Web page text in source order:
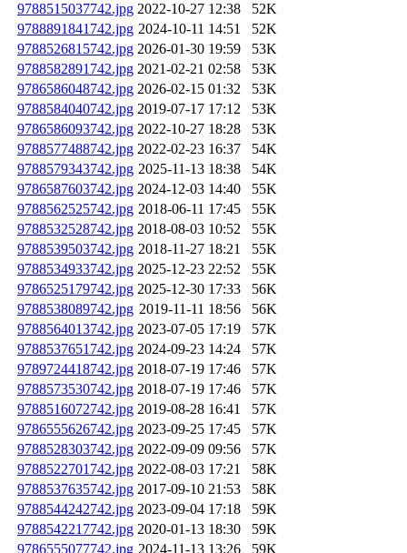
9788515037742.jpg 2022-10-27 12:38
52K
9788891841742.jpg 2024-10-11 14:51
52K
9788526815742.jpg 2026-01-30 19:59
53K
9788582891742.jpg 2021-02-21 02:58
53K
9786586048742.jpg 2026-02-15 01:32
53K
9788584040742.jpg 2019-07-17 17:12
53K
9786586093742.jpg 2022-10-27 18:28
53K
9788577488742.jpg 2022-02-23 16:37
54K
9788579343742.jpg 2025-11-13 18:38
54K
9786587603742.jpg 2024-12-03 14:40
55K
9788562525742.jpg 2018-06-11 17:45
55K
9788532528742.jpg 2018-08-03 10:52
55K
9788539503742.jpg 2018-11-27 18:21
55K
9788534933742.jpg 2025-12-23 22:52
55K
9786525179742.jpg 2025-12-30 17:33
56K
9788538089742.jpg 2019-11-11 18:56
56K
9788564013742.jpg 2023-07-05 17:19
57K
9788537651742.jpg 2024-09-23 14:24
57K
9789724418742.jpg 2018-07-19 17:46
57K
9788573530742.jpg 2018-07-19 17:46
57K
9788516072742.jpg 2019-08-28 16:41
57K
9786555626742.jpg 2023-09-25 17:45
57K
9788528303742.jpg 2022-09-09 09:56
57K
9788522701742.jpg 2022-08-03 17:21
58K
9788537635742.jpg 2017-09-10 21:53
58K
9788544242742.jpg 2023-09-04 17:18
59K
9788542217742.jpg 2020-01-13 18:30
59K
9786555077742.jpg 2024-11-13 13:26 59K